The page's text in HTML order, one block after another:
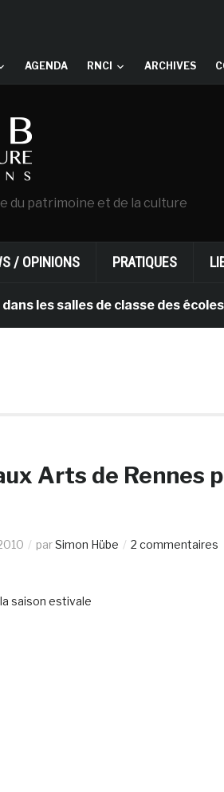
AGENDA RNCI ARCHIVES
du patrimoine et de la culture
/ OPINIONS PRATIQUES
salles de classe des écoles
Arts de Rennes
parSimon Hübe 2 commentaires
saison estivale